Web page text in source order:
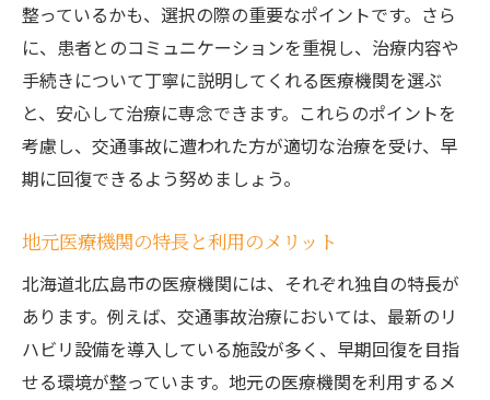
保険請求の手続きはどうする？
治療に関する費用はどのくらい？
治療期間はどのくらいかかる？
リハビリはどのように進めるべき？
交通事故による後遺症の対策は？
イント
医療機関選びのチェックポイント
患者として適切な質問方法
医療スタッフとのコミュニケーションの取
り方
整っているかも、選択の際の重要なポイントです。さら
に、患者とのコミュニケーションを重視し、治療内容や
手続きについて丁寧に説明してくれる医療機関を選ぶ
と、安心して治療に専念できます。これらのポイントを
考慮し、交通事故に遭われた方が適切な治療を受け、早
期に回復できるよう努めましょう。
地元医療機関の特長と利用のメリット
北海道北広島市の医療機関には、それぞれ独自の特長が
あります。例えば、交通事故治療においては、最新のリ
ハビリ設備を導入している施設が多く、早期回復を目指
せる環境が整っています。地元の医療機関を利用するメ